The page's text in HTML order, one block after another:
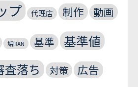
プ 代理店 制作 動画
垢BAN 基準 基準値
査落ち 対策 広告